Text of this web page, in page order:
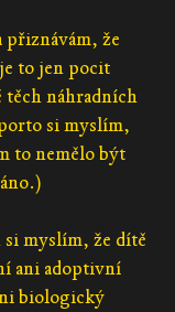
přiznávám, že
to jen pocit
těch náhradních
si myslím,
to nemělo být
si myslím, že dítě
ani adoptivní
biologický